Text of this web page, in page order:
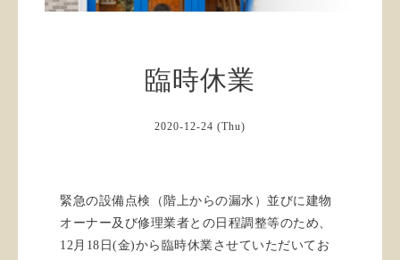
臨時休業
2020-12-24 (Thu)
緊急の設備点検（階上からの漏水）並びに建物
オーナー及び修理業者との日程調整等のため、
12月18日(金)から臨時休業させていただいてお